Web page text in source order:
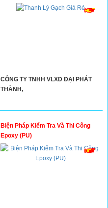
CÔNG TY TNHH VLXD ĐẠI PHÁT
THÀNH,
Biện Pháp Kiểm Tra Và Thi Công
Epoxy (PU)